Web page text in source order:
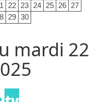
22 23 24 25 26 27
29 30
mardi 22